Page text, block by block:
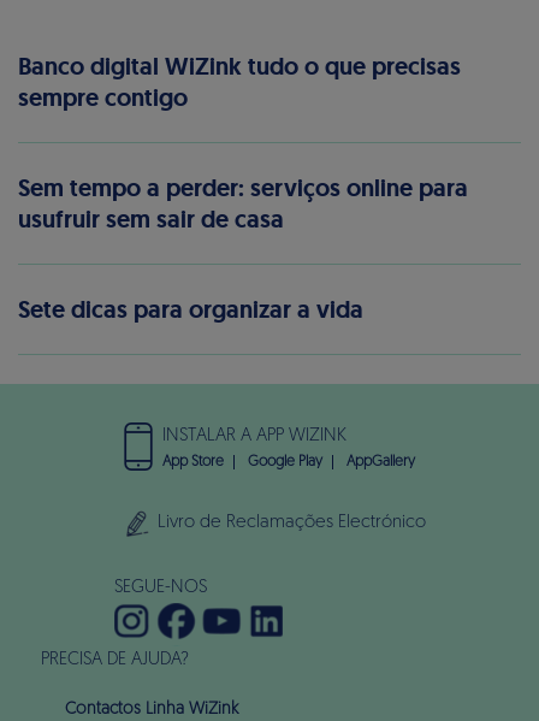
Banco digital WiZink tudo o que precisas
sempre contigo
Sem tempo a perder: serviços online para
usufruir sem sair de casa
Sete dicas para organizar a vida
PRECISA DE AJUDA?
Contactos Linha WiZink
INSTALAR A APP WIZINK
App Store Google Play AppGallery
Livro de Reclamações Electrónico
SEGUE-NOS